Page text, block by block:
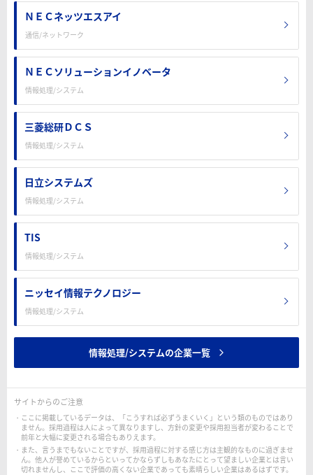
ＮＥＣネッツエスアイ
通信/ネットワーク
ＮＥＣソリューションイノベータ
情報処理/システム
三菱総研ＤＣＳ
情報処理/システム
日立システムズ
情報処理/システム
TIS
情報処理/システム
ニッセイ情報テクノロジー
情報処理/システム
情報処理/システムの企業一覧
サイトからのご注意
ここに掲載しているデータは、「こうすれば必ずうまくいく」という類のものではあり
ません。採用過程は人によって異なりますし、方針の変更や採用担当者が変わることで
前年と大幅に変更される場合もありえます。
また、言うまでもないことですが、採用過程に対する感じ方は主観的なものに過ぎませ
ん。他人が誉めているからといってかならずしもあなたにとって望ましい企業とは言い
切れませんし、ここで評価の高くない企業であっても素晴らしい企業はあるはずです。